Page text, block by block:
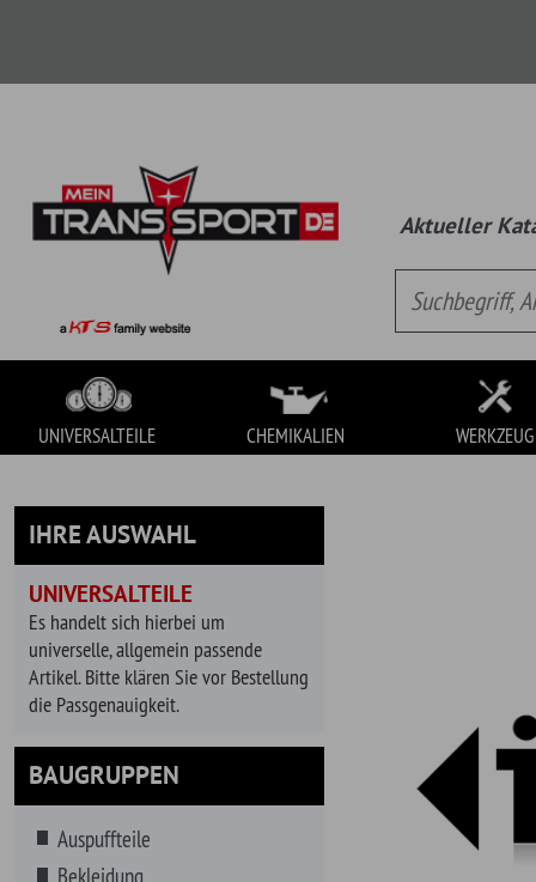
IHRE AUSWAHL
UNIVERSALTEILE
Es handelt sich hierbei um
universelle, allgemein passende
die Passgenauigkeit.
BAUGRUPPEN
Auspuffteile
Bekleidung
Bremsenteile
Elektrik
Fahrwerk & Achse
Felgen, Reifen
Bitte
Sobald es keine
mehr gibt, erscheinen